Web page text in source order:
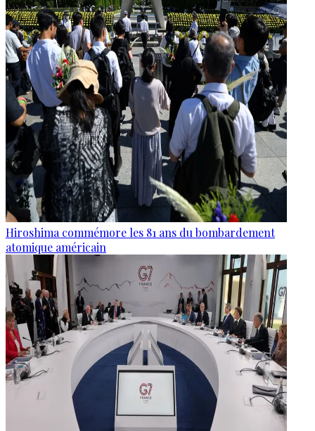
Hiroshima commémore les 81 ans du bombardement
atomique américain